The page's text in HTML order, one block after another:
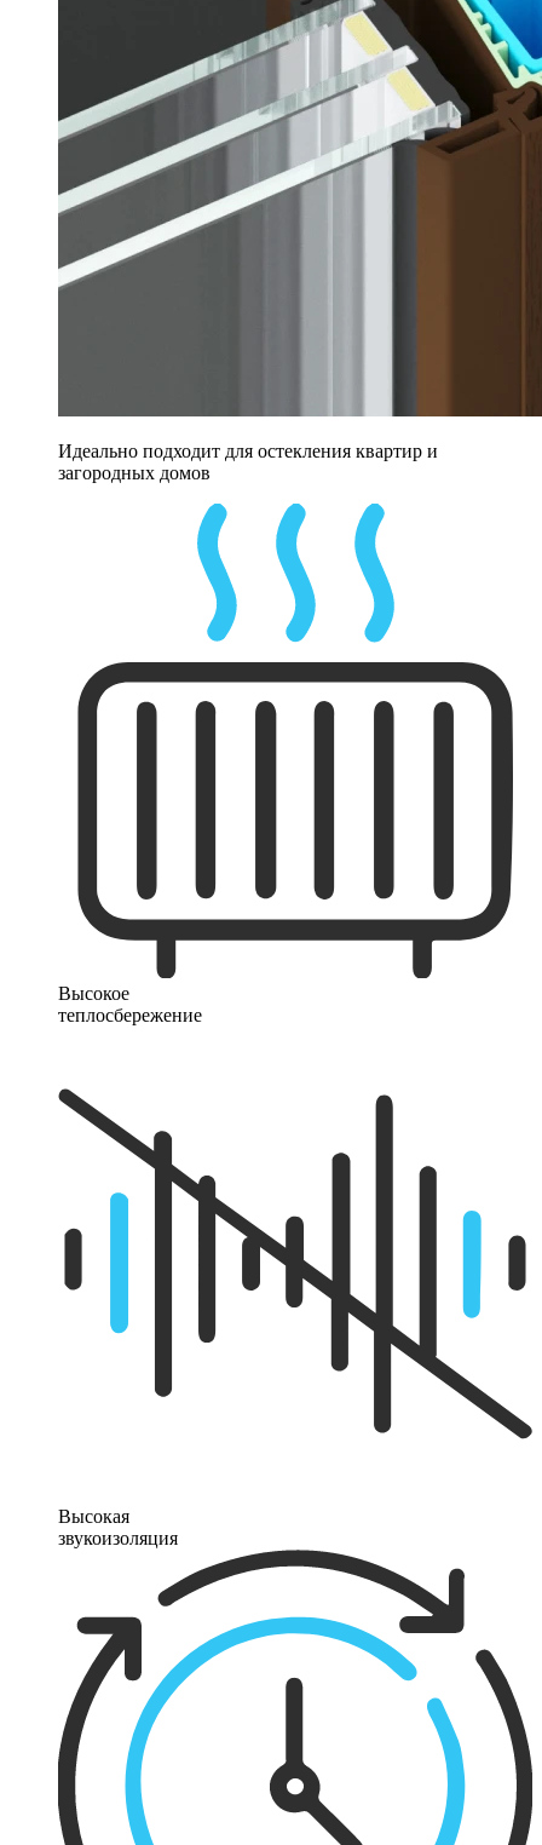
Идеально подходит для остекления квартир и
загородных домов
Высокое
теплосбережение
Высокая
звукоизоляция